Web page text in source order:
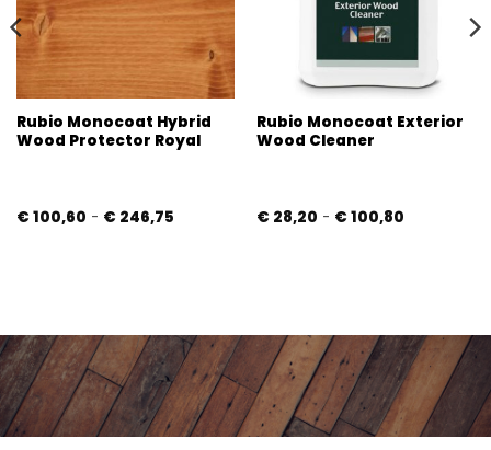
Rubio Monocoat Hybrid
Wood Protector Royal
€ 100,60 - € 246,75Prijsklasse:
Rubio Monocoat Exterior
Wood Cleaner
€ 28,20 - € 100,80Prijsklasse: